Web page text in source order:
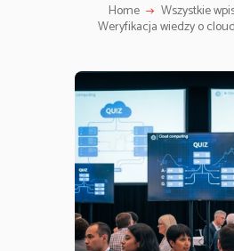
Home Wszystkie
Weryfikacja wiedzy o